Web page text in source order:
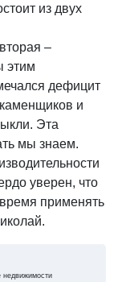
из двух
–
этим
дефицит
и
Эта
мы знаем.
уверен, что
применять
недвижимости